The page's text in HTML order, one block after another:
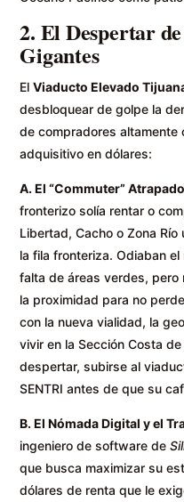
2. El Despertar
Gigantes
ElViaducto Elevado
desbloquear de golpe la
de compradores
adquisitivo en dólares:
A. El “Commuter”
fronterizo solía rentar o
Libertad, Cacho o Zona
la fila fronteriza. Odiaban
falta de áreas verdes,
la proximidad para no
con la nueva vialidad, la
vivir en la Sección Costa
despertar, subirse al
SENTRI antes de que su
B. El Nómada Digital y el
ingeniero de software de
que busca maximizar su
dólares de renta que le